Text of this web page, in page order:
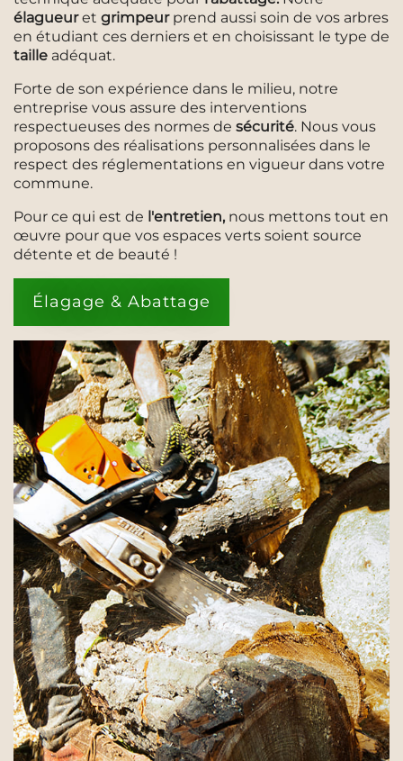
élagueuret grimpeurprend aussi soin de vos arbres
en étudiant ces derniers et en choisissant le type de
taille adéquat.
Forte de son expérience dans le milieu, notre
entreprise vous assure des interventions
respectueuses des normes de sécurité. Nous vous
proposons des réalisations personnalisées dans le
respect des réglementations en vigueur dans votre
commune.
Pour ce qui est de l'entretien, nous mettons tout en
œuvre pour que vos espaces verts soient source
détente et de beauté !
Élagage & Abattage